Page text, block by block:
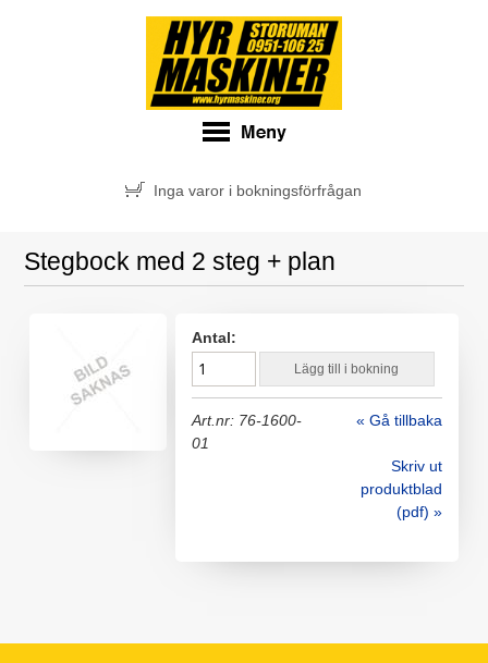
Inga varor i bokningsförfrågan
Stegbock med 2 steg + plan
Antal:
Lägg till i bokning
« Gå tillbaka
Art.nr: 76-1600-
01
Skriv ut
produktblad
(pdf) »